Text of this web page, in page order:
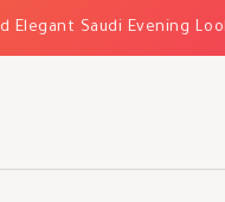
Saudi Evening Looks